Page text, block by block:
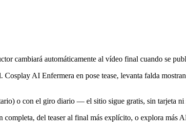
cambiará automáticamente al vídeo final cuando se
AI Enfermera en pose tease, levanta falda
o con el giro diario — el sitio sigue gratis, sin tarjeta ni
del teaser al final más explícito, o explora más